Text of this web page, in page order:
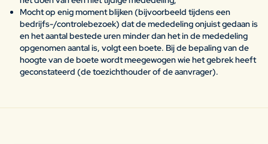
Mocht op enig moment blijken (bijvoorbeeld tijdens een
bedrijfs-/controlebezoek) dat de mededeling onjuist gedaan is
en het aantal bestede uren minder dan het in de mededeling
opgenomen aantal is, volgt een boete. Bij de bepaling van de
hoogte van de boete wordt meegewogen wie het gebrek heeft
geconstateerd (de toezichthouder of de aanvrager).